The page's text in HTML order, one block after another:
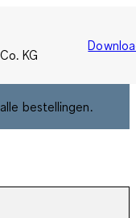
KG
bestellingen.